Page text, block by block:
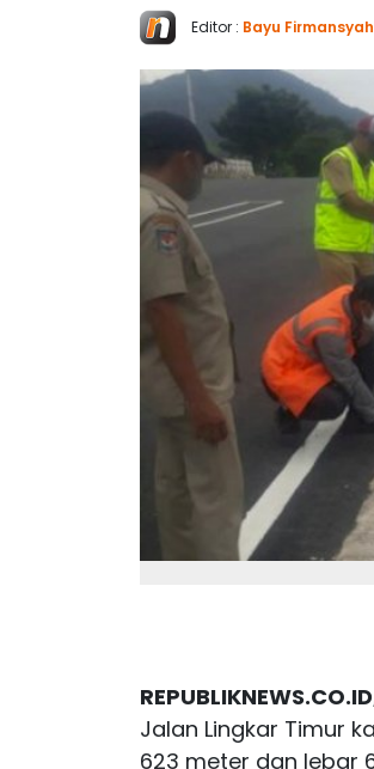
Editor : Bayu Firmansyah
Jalan Lingkar Timur
623 meter dan lebar